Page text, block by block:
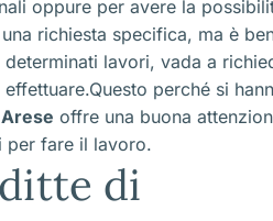
oppure per avere la
richiesta specifica, ma è
lavori, vada a
perché si
offre una buona
per fare il lavoro.
di